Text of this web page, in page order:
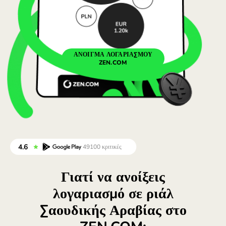
Portugal (Português)
România (Română)
Slovensko (Slovenčina)
Sverige (Svenska)
Україна (Українська)
United Kingdom (English)
ΆΝΟΙΓΜΑ ΛΟΓΑΡΙΑΣΜΟΎ
ZEN.COM
Γιατί να ανοίξεις
λογαριασμό σε ριάλ
Σαουδικής Αραβίας στο